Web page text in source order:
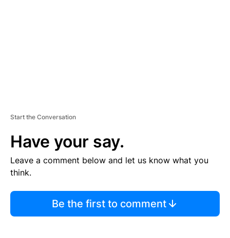
Start the Conversation
Have your say.
Leave a comment below and let us know what you
think.
Be the first to comment